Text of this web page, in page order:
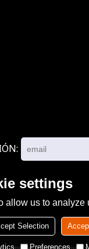
settings
us to
Selection
Preferences